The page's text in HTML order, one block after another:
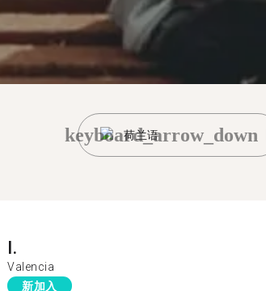
荷兰语
keyboard_arrow_down
I.
Valencia
新加入